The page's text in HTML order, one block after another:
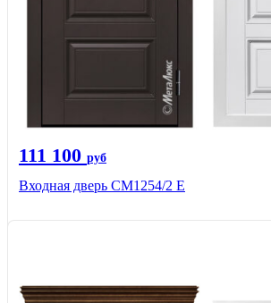
111 100 руб
Входная дверь СМ1254/2 E